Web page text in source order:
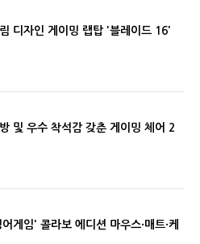
디자인 게이밍 랩탑 '블레이드 16'
및 우수 착석감 갖춘 게이밍 체어 2
게임' 콜라보 에디션 마우스·매트·케